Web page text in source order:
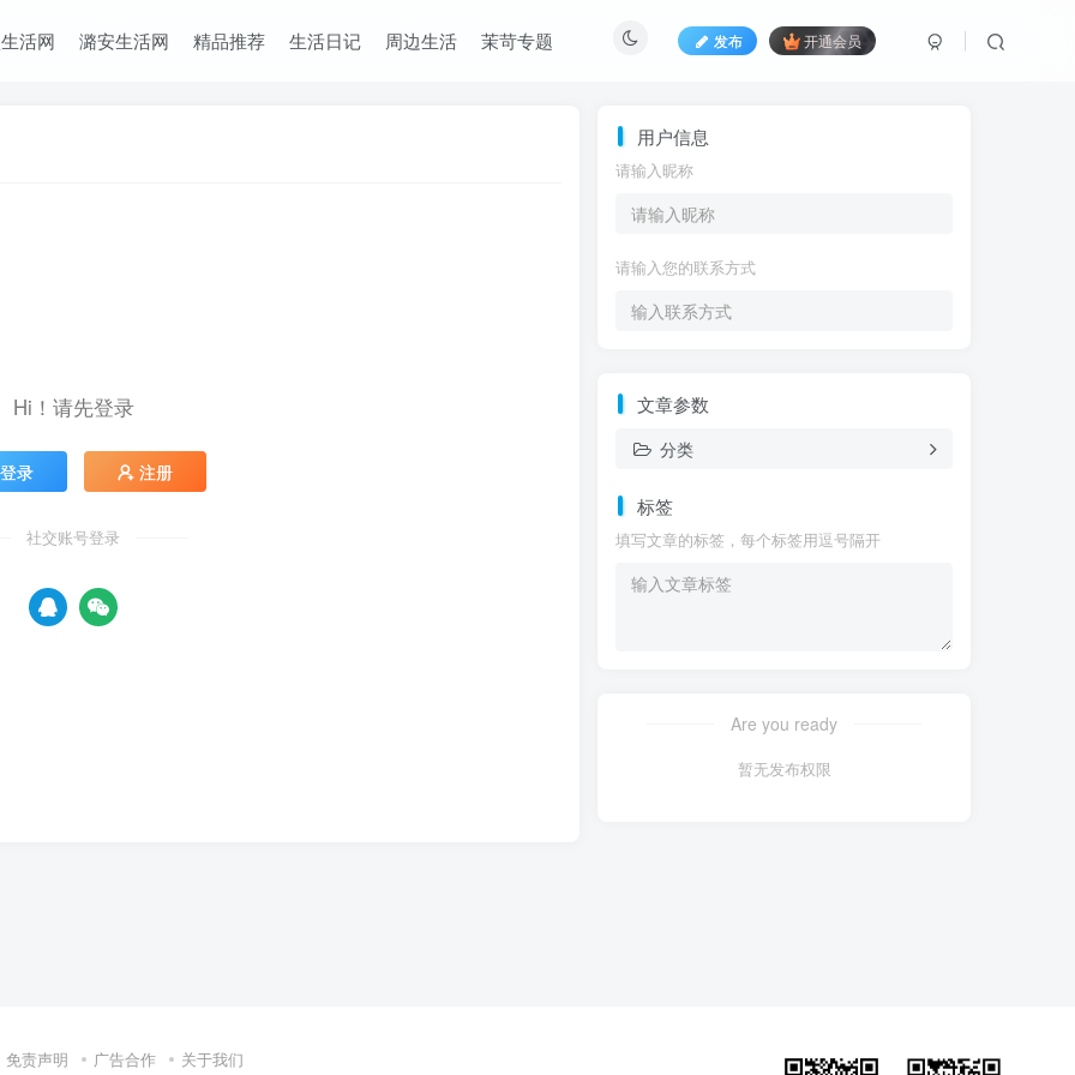
发布 开通会员
活网 潞安生活网 精品推荐 生活日记 周边生活 茉苛专题
Hi！请先登录
登录 注册
社交账号登录
用户信息
请输入昵称
请输入您的联系方式
文章参数
分类
标签
填写文章的标签，每个标签用逗号隔开
Are you ready
暂无发布权限
免责声明 广告合作 关于我们